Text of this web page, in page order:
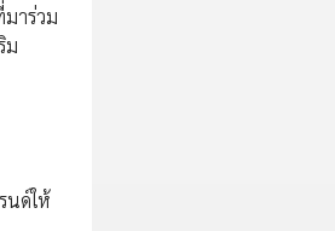
าร่วม
ม
นด์ให้